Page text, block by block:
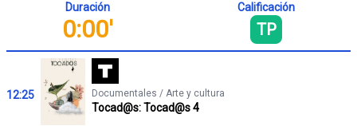
Duración
0:00'
Calificación
TP
12:25 Documentales / Arte y cultura
Tocad@s: Tocad@s 4